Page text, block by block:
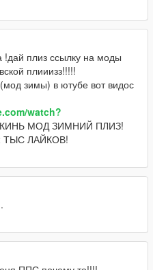
!дай плиз ссылку на моды
плииизз!!!!!
зимы) в ютубе вот видос
watch?
МОД ЗИМНИЙ ПЛИЗ!
ЛАЙКОВ!